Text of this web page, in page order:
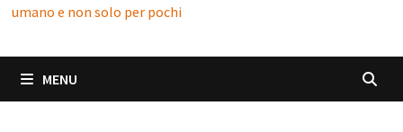
umano e non solo per pochi
MENU